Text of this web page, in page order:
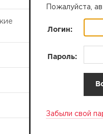
Пожалуйста,
Логин:
Пароль:
Забыли свой